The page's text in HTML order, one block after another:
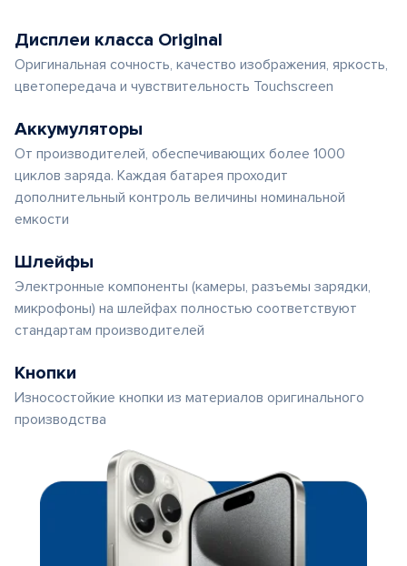
Дисплеи класса Original
Оригинальная сочность, качество изображения, яркость,
цветопередача и чувствительность Touchscreen
Аккумуляторы
От производителей, обеспечивающих более 1000
циклов заряда. Каждая батарея проходит
дополнительный контроль величины номинальной
емкости
Шлейфы
Электронные компоненты (камеры, разъемы зарядки,
микрофоны) на шлейфах полностью соответствуют
стандартам производителей
Кнопки
Износостойкие кнопки из материалов оригинального
производства